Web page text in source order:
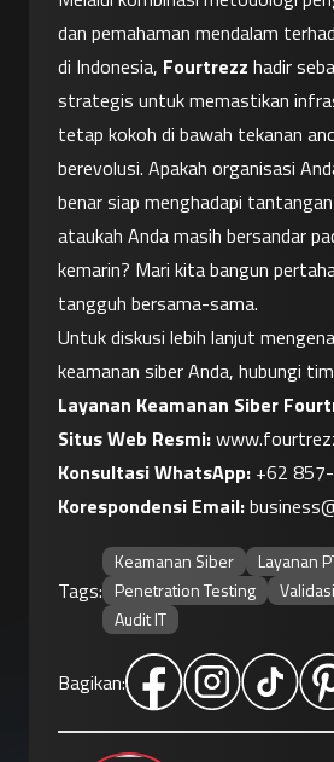
dan pemahaman mendalam
di Indonesia, Fourtrezz hadir
strategis untuk memastikan
tetap kokoh di bawah tekanan
berevolusi. Apakah organisasi
benar siap menghadapi
ataukah Anda masih bersandar
kemarin? Mari kita bangun
tangguh bersama-sama.
Untuk diskusi lebih lanjut
keamanan siber Anda, hubungi
Layanan Keamanan Siber
Situs Web Resmi:
Konsultasi WhatsApp: +62
Korespondensi Email:
Tags:
Keamanan Siber
Layanan
Penetration Testing
Audit IT
Bagikan: